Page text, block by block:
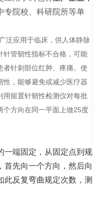
专院校、科研院所等单
泛应用于临床，供人体静脉
针管韧性指标不合格，可能
者针刺部位红肿、疼痛。使
性，能够避免或减少医疗器
用留置针韧性检测仪对每批
个方向在同一平面上做25度
一端固定，从固定点到规
首先向一个方向，然后向
此反复弯曲规定次数，测